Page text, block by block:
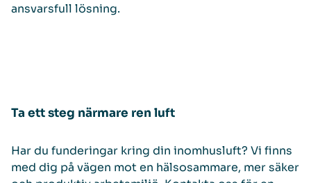
ansvarsfull lösning.
Ta ett steg närmare ren luft
Har du funderingar kring din inomhusluft? Vi finns
med dig på vägen mot en hälsosammare, mer säker